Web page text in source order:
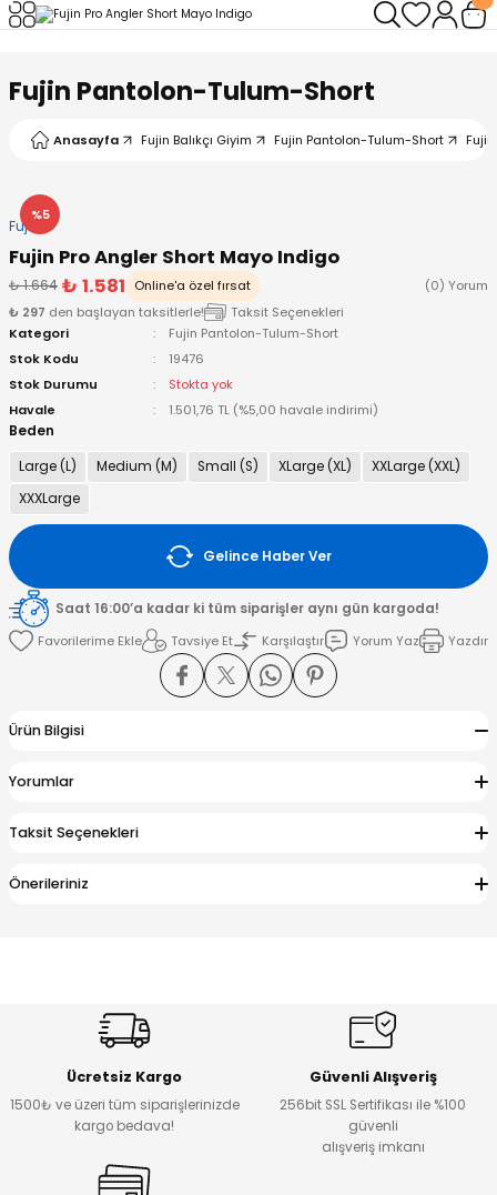
Fujin Pantolon-Tulum-Short
Anasayfa Fujin Balıkçı Giyim Fujin Pantolon-Tulum-Short
%5
Fujin
Fujin Pro Angler Short Mayo Indigo
₺ 1.664 ₺ 1.581 Online'a özel fırsat
(0) Yorum
₺ 297 den başlayan taksitlerle!
Taksit Seçenekleri
Kategori
Fujin Pantolon-Tulum-Short
Stok Kodu
19476
Stok Durumu
Stokta yok
Havale
1.501,76 TL (%5,00 havale indirimi)
Beden
Large (L)
Medium (M) Small (S) XLarge (XL)
XXLarge (XXL)
XXXLarge
Gelince Haber Ver
Saat 16:00’a kadar ki tüm siparişler aynı gün kargoda!
Tavsiye Et
Karşılaştır Yorum Yaz Yazdır
Ürün Bilgisi
Yorumlar
Taksit Seçenekleri
Önerileriniz
Ücretsiz Kargo
1500₺ ve üzeri tüm siparişlerinizde
kargo bedava!
Güvenli Alışveriş
256bit SSL Sertifikası ile %100
güvenli
alışveriş imkanı
Geri Dön
Makineleri
Geri Dön
Kamışlar
Geri Dön
Misinalar
Misinalar
Geri Dön
- Klips
Halka
Geri Dön
Geri Dön
& El Feneri